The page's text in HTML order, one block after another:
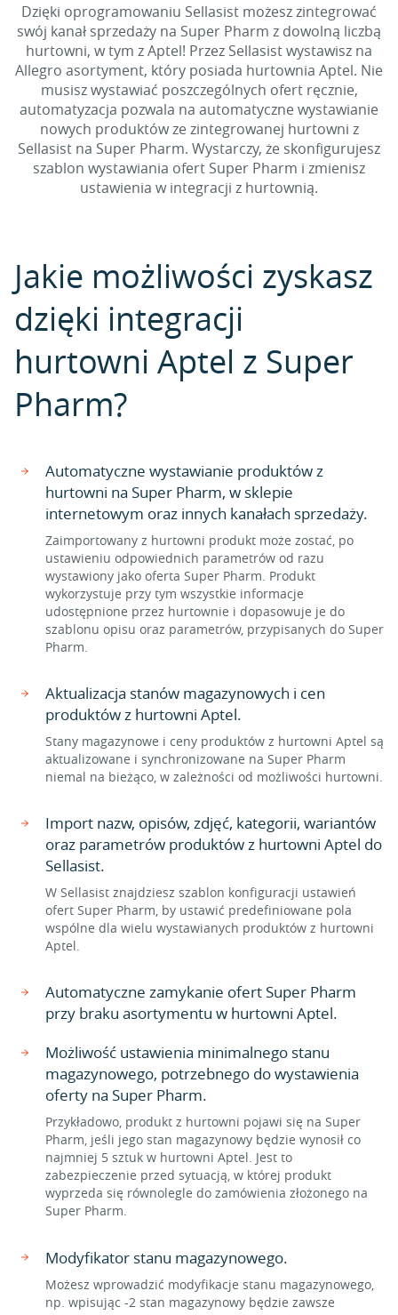
Dzięki oprogramowaniu Sellasist możesz zintegrować
swój kanał sprzedaży na Super Pharm z dowolną liczbą
hurtowni, w tym z Aptel! Przez Sellasist wystawisz na
Allegro asortyment, który posiada hurtownia Aptel. Nie
musisz wystawiać poszczególnych ofert ręcznie,
automatyzacja pozwala na automatyczne wystawianie
nowych produktów ze zintegrowanej hurtowni z
Sellasist na Super Pharm. Wystarczy, że skonfigurujesz
szablon wystawiania ofert Super Pharm i zmienisz
ustawienia w integracji z hurtownią.
Jakie możliwości zyskasz
dzięki integracji
hurtowni Aptel z Super
Pharm?
Automatyczne wystawianie produktów z
hurtowni na Super Pharm, w sklepie
internetowym oraz innych kanałach sprzedaży.
Zaimportowany z hurtowni produkt może zostać, po
ustawieniu odpowiednich parametrów od razu
wystawiony jako oferta Super Pharm. Produkt
wykorzystuje przy tym wszystkie informacje
udostępnione przez hurtownie i dopasowuje je do
szablonu opisu oraz parametrów, przypisanych do Super
Pharm.
Aktualizacja stanów magazynowych i cen
produktów z hurtowni Aptel.
Stany magazynowe i ceny produktów z hurtowni Aptel są
aktualizowane i synchronizowane na Super Pharm
niemal na bieżąco, w zależności od możliwości hurtowni.
Import nazw, opisów, zdjęć, kategorii, wariantów
oraz parametrów produktów z hurtowni Aptel do
Sellasist.
W Sellasist znajdziesz szablon konfiguracji ustawień
ofert Super Pharm, by ustawić predefiniowane pola
wspólne dla wielu wystawianych produktów z hurtowni
Aptel.
Automatyczne zamykanie ofert Super Pharm
przy braku asortymentu w hurtowni Aptel.
Możliwość ustawienia minimalnego stanu
magazynowego, potrzebnego do wystawienia
oferty na Super Pharm.
Przykładowo, produkt z hurtowni pojawi się na Super
Pharm, jeśli jego stan magazynowy będzie wynosił co
najmniej 5 sztuk w hurtowni Aptel. Jest to
zabezpieczenie przed sytuacją, w której produkt
wyprzeda się równolegle do zamówienia złożonego na
Super Pharm.
Modyfikator stanu magazynowego.
Możesz wprowadzić modyfikacje stanu magazynowego,
np. wpisując -2 stan magazynowy będzie zawsze